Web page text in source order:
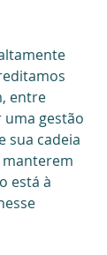
entre
gestão
sua cadeia
está à